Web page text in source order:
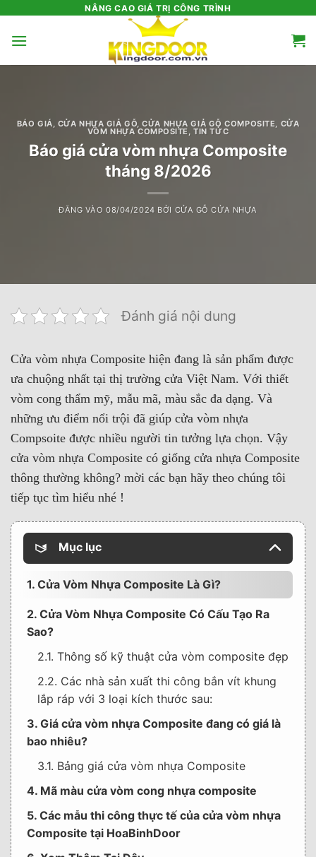
nội
NÂNG CAO GIÁ TRỊ CÔNG TRÌNH
BÁO GIÁ, CỬA NHỰA GIẢ GỖ,CỬA NHỰA GIẢ GỖ COMPOSITE, CỬA
VÒM NHỰA COMPOSITE,TIN TỨC
Báo giá cửa vòm nhựa Composite
tháng 8/2026
ĐĂNG VÀO08/04/2024 BỞI CỬA GỖ CỬA NHỰA
Đánh giá nội dung
Cửa vòm nhựa Composite hiện đang là sản phẩm được
ưa chuộng nhất tại thị trường cửa Việt Nam. Với thiết
vòm cong thẩm mỹ, mẫu mã, màu sắc đa dạng. Và
những ưu điểm nổi trội đã giúp cửa vòm nhựa
Compsoite được nhiều người tin tưởng lựa chọn. Vậy
cửa vòm nhựa Composite có giống cửa nhựa Composite
thông thường không? mời các bạn hãy theo chúng tôi
tiếp tục tìm hiểu nhé !
Mục lục
1. Cửa Vòm Nhựa Composite Là Gì?
2. Cửa Vòm Nhựa Composite Có Cấu Tạo Ra
Sao?
2.1. Thông số kỹ thuật cửa vòm composite đẹp
2.2. Các nhà sản xuất thi công bắn vít khung
lắp ráp với 3 loại kích thước sau:
3. Giá cửa vòm nhựa Composite đang có giá là
bao nhiêu?
3.1. Bảng giá cửa vòm nhựa Composite
4. Mã màu cửa vòm cong nhựa composite
5. Các mẫu thi công thực tế của cửa vòm nhựa
Composite tại HoaBinhDoor